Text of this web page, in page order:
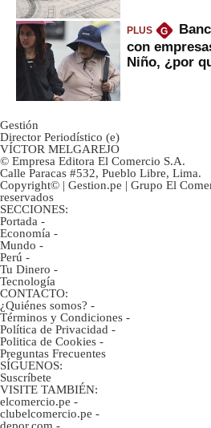
PLUS G
con
Niño, ¿por
Gestión
Director Periodístico (e)
VÍCTOR MELGAREJO
© Empresa Editora El Comercio S.A.
Calle Paracas #532, Pueblo Libre, Lima.
Copyright© | Gestion.pe | Grupo El
reservados
SECCIONES:
Portada -
Economía -
Mundo -
Perú -
Tu Dinero -
Tecnología
CONTACTO:
¿Quiénes somos? -
Términos y Condiciones -
Política de Privacidad -
Politica de Cookies -
Preguntas Frecuentes
SÍGUENOS:
Suscríbete
VISITE TAMBIÉN:
elcomercio.pe -
clubelcomercio.pe -